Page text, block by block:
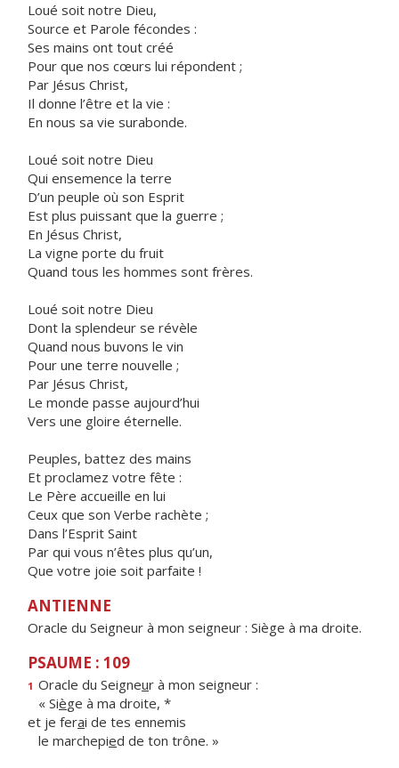
Loué soit notre Dieu,
Source et Parole fécondes :
Ses mains ont tout créé
Pour que nos cœurs lui répondent ;
Par Jésus Christ,
Il donne l’être et la vie :
En nous sa vie surabonde.
Loué soit notre Dieu
Qui ensemence la terre
D’un peuple où son Esprit
Est plus puissant que la guerre ;
En Jésus Christ,
La vigne porte du fruit
Quand tous les hommes sont frères.
Loué soit notre Dieu
Dont la splendeur se révèle
Quand nous buvons le vin
Pour une terre nouvelle ;
Par Jésus Christ,
Le monde passe aujourd’hui
Vers une gloire éternelle.
Peuples, battez des mains
Et proclamez votre fête :
Le Père accueille en lui
Ceux que son Verbe rachète ;
Dans l’Esprit Saint
Par qui vous n’êtes plus qu’un,
Que votre joie soit parfaite !
ANTIENNE
Oracle du Seigneur à mon seigneur : Siège à ma droite.
PSAUME : 109
1 Oracle du Seigneur à mon seigneur :
« Siège à ma droite, *
et je ferai de tes ennemis
le marchepied de ton trône. »